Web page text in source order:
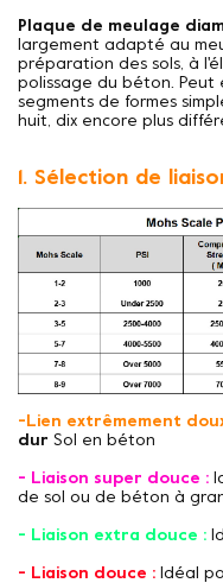
Plaque de meulage
largement adapté au
préparation des sols, à
polissage du béton.
segments de formes
huit, dix encore plus
1. Sélection de
-Lien extrêmement
dur Sol en béton
- Liaison super douce :
de sol ou de béton à
- Liaison extra douce :
- Liaison douce : Idéal